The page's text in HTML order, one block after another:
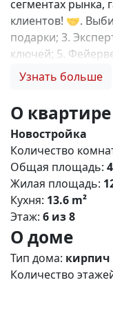
сегментах рынка,
клиентов! 🤝.
подарки; 3.
ключей; 5.
квартал» —
районе
транспорта; -
12 этажей
пространства,
Дворы: без машин,
игровые
цены и качества;
программ. N5540
Узнать больше
О квартире
Новостройка
Количество
Общая площадь:
Жилая площадь:
Кухня: 13.6 m²
Этаж: 6 из 8
О доме
Тип дома: кирпич
Количество